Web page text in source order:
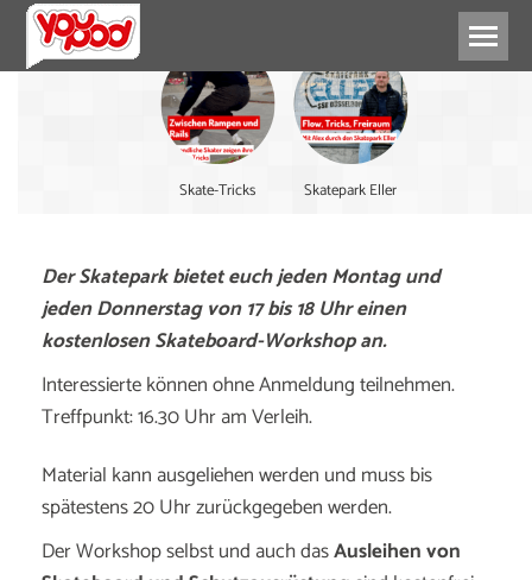
Skate-Tricks Skatepark Eller
Der Skatepark bietet euch jeden Montag und
jeden Donnerstag von 17 bis 18 Uhr einen
kostenlosen Skateboard-Workshop an.
Interessierte können ohne Anmeldung teilnehmen.
Treffpunkt: 16.30 Uhr am Verleih.
Material kann ausgeliehen werden und muss bis
spätestens 20 Uhr zurückgegeben werden.
Der Workshop selbst und auch dasAusleihen von